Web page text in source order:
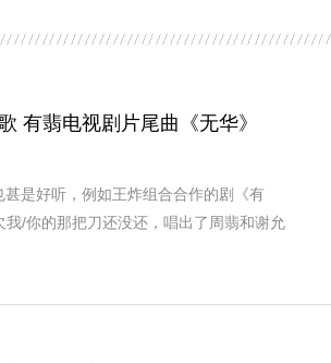
有翡电视剧片尾曲《无华》
是好听，例如王炸组合合作的剧《有
/你的那把刀还没还，唱出了周翡和谢允